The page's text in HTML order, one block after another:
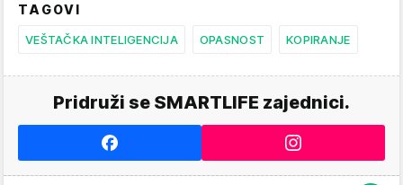
TAGOVI
VEŠTAČKA INTELIGENCIJA OPASNOST KOPIRANJE
Pridruži se SMARTLIFE zajednici.